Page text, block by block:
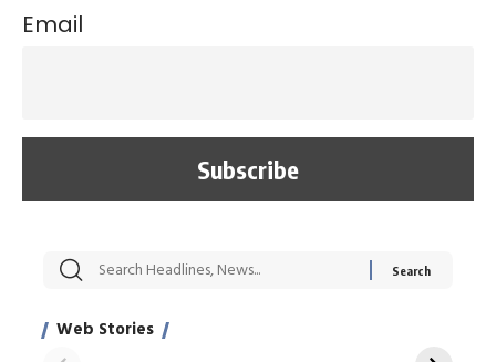
Email
Web Stories
सट्टेबाजी में अरेस्ट हुए
साहिल खान
रोज एक कच्चे लहसुन